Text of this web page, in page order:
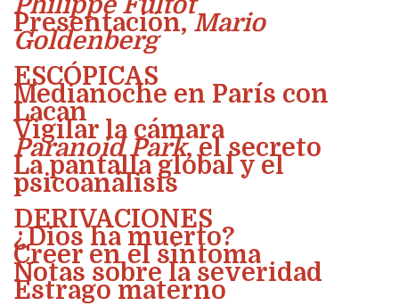
Presentación,Mario
Goldenberg
ESCÓPICAS
Medianoche en París con
Lacan
Vigilar la cámara
Paranoid Park, el secreto
La pantalla global y el
psicoanálisis
DERIVACIONES
¿Dios ha muerto?
Creer en el síntoma
Notas sobre la severidad
Estrago materno